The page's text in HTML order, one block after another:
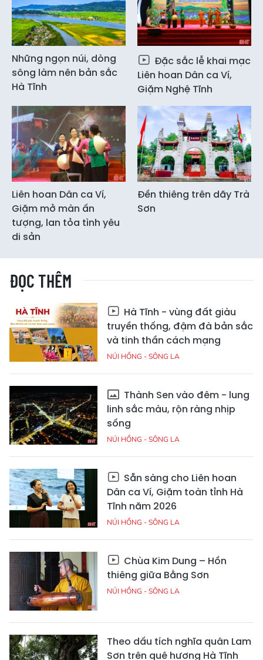
Những ngọn núi, dòng
sông làm nên bản sắc
Hà Tĩnh
Đặc sắc lễ khai mạc
Liên hoan Dân ca Ví,
Giặm Nghệ Tĩnh
Liên hoan Dân ca Ví,
Giặm mở màn ấn
tượng, lan tỏa tình yêu
di sản
Đền thiêng trên dãy Trà
Sơn
ĐỌC THÊM
Hà Tĩnh - vùng đất giàu
truyền thống, đậm đà bản sắc
và tinh thần cách mạng
NÚI HỒNG - SÔNG LA
Thành Sen vào đêm - lung
linh sắc màu, rộn ràng nhịp
sống
NÚI HỒNG - SÔNG LA
Sẵn sàng cho Liên hoan
Dân ca Ví, Giặm toàn tỉnh Hà
Tĩnh năm 2026
NÚI HỒNG - SÔNG LA
Chùa Kim Dung – Hồn
thiêng giữa Bằng Sơn
NÚI HỒNG - SÔNG LA
Theo dấu tích nghĩa quân Lam
Sơn trên quê hương Hà Tĩnh